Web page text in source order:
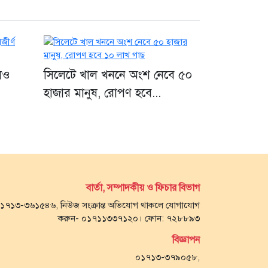
সিলেটে খাল খননে অংশ নেবে ৫০
হাজার মানুষ, রোপণ হবে...
বার্তা, সম্পাদকীয় ও ফিচার বিভাগ
৩৬১৫৪৬, নিউজ সংক্রান্ত অভিযোগ থাকলে যোগাযোগ
করুন- ০১৭১১৩৩৭১২০। ফোন: ৭২৮৮৯৩
বিজ্ঞাপন
০১৭১৩-৩৭৯০৫৮,